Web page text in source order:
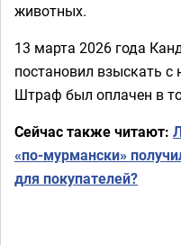
животных.
13 марта 2026 года
постановил взыскать с
Штраф был оплачен в
Сейчас также читают:
«по-мурмански»
для покупателей?